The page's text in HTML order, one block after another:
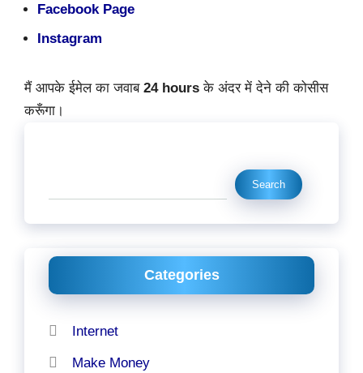
Facebook Page
Instagram
मैं आपके ईमेल का जवाब24 hoursके अंदर में देने की कोसीस
करूँगा।
Search
Categories
Internet
Make Money